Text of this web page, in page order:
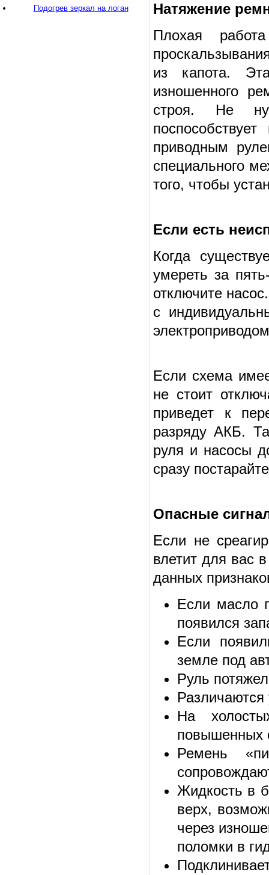
Натяжение
Плохая
из капота.
изношенного
строя. Не
приводным
специального
того, чтобы
Если есть
Когда
умереть за
отключите
с
Если схема
не стоит
приведет к
разряду АКБ.
руля и насосы
сразу
Опасные
Если не
влетит для вас
данных
Если масло
появился
Если
земле под
Руль
Различаются
На
повышенных
Ремень
Жидкость в
верх,
через
поломки в
Подогрев зеркал на логан